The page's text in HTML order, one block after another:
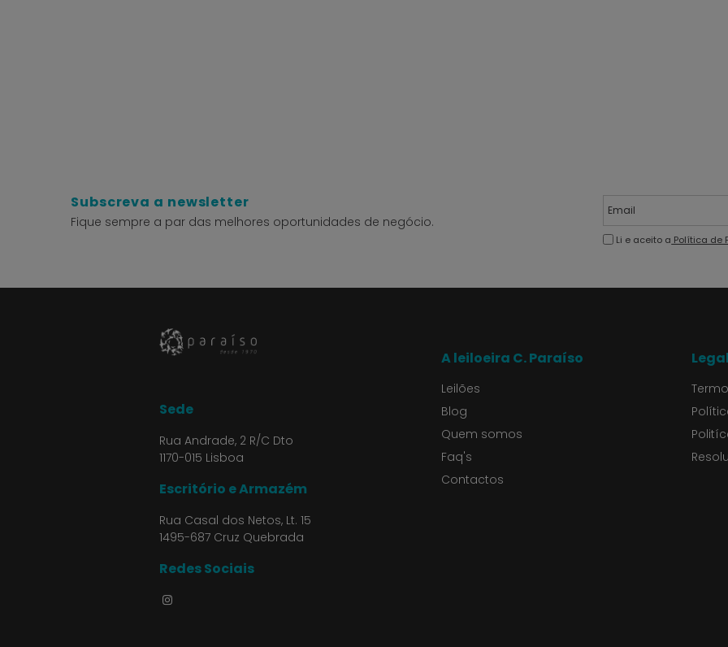
Subscreva a newsletter
Fique sempre a par das melhores oportunidades de negócio.
Li e aceito a Política de
Sede
Rua Andrade, 2 R/C Dto
1170-015 Lisboa
Escritório e Armazém
Rua Casal dos Netos, Lt. 15
1495-687 Cruz Quebrada
Redes Sociais
A leiloeira C. Paraíso
Leilões
Blog
Quem somos
Faq's
Contactos
Legal